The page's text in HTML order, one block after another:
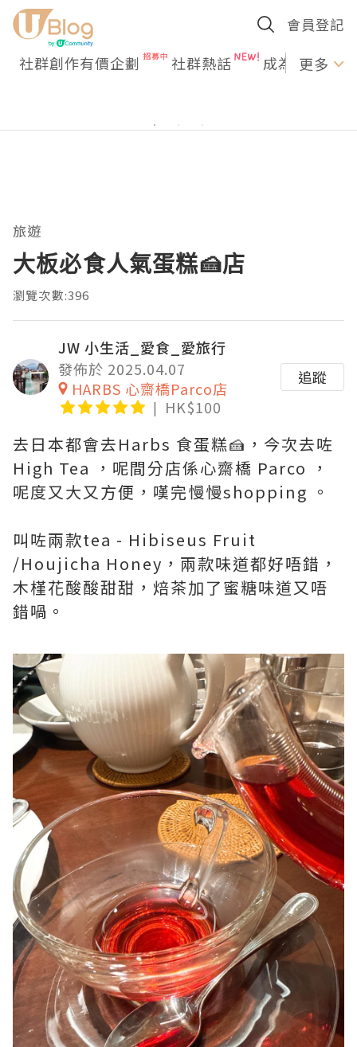
會員登記
社群創作有價企劃 社群熱話 成為U更多
旅遊
大板必食人氣蛋糕🍰店
瀏覽次數:396
JW 小生活_愛食_愛旅行
發佈於 2025.04.07
HARBS 心齋橋Parco店
HK$100
追蹤
去日本都會去Harbs 食蛋糕🍰，今次去咗
High Tea ，呢間分店係心齋橋 Parco ，
呢度又大又方便，嘆完慢慢shopping 。
叫咗兩款tea - Hibiseus Fruit
/Houjicha Honey，兩款味道都好唔錯，
木槿花酸酸甜甜，焙茶加了蜜糖味道又唔
錯喎。